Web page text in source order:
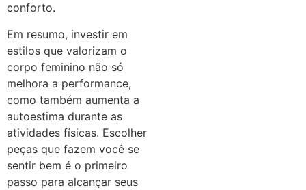
conforto.
Em resumo, investir em
estilos que valorizam o
corpo feminino não só
melhora a performance,
como também aumenta a
autoestima durante as
atividades físicas. Escolher
peças que fazem você se
sentir bem é o primeiro
passo para alcançar seus